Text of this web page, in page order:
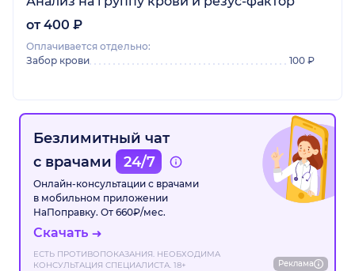
от 400 ₽
Оплачивается отдельно:
Забор крови
100 ₽
Безлимитный чат
с врачами
24/7
Онлайн-консультации с врачами
в мобильном приложении
НаПоправку. От 660₽/мес.
Скачать
ЕСТЬ ПРОТИВОПОКАЗАНИЯ. НЕОБХОДИМА
КОНСУЛЬТАЦИЯ СПЕЦИАЛИСТА. 18+
Реклама